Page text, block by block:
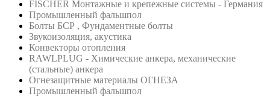
FISCHER Монтажные и крепежные системы - Германия
Промышленный фальшпол
Болты БСР , Фундаментные болты
Звукоизоляция, акустика
Конвекторы отопления
RAWLPLUG - Химические анкера, механические
(стальные) анкера
Огнезащитные материалы ОГНЕЗА
Промышленный фальшпол